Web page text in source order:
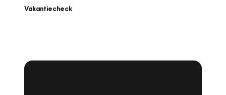
Vakantiecheck